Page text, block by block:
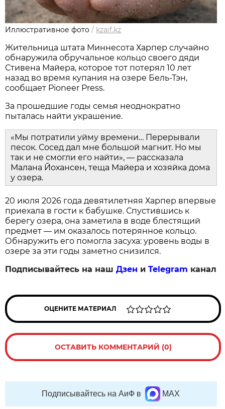
Иллюстративное фото / kzaif.kz
Жительница штата Миннесота Харпер случайно
обнаружила обручальное кольцо своего дяди
Стивена Майера, которое тот потерял 10 лет
назад во время купания на озере Бель-Тэн,
сообщает Pioneer Press.
За прошедшие годы семья неоднократно
пыталась найти украшение.
«Мы потратили уйму времени… Перерывали
песок. Сосед дал мне большой магнит. Но мы
так и не смогли его найти», — рассказала
Малана Йохансен, теща Майера и хозяйка дома
у озера.
20 июля 2026 года девятилетняя Харпер впервые
приехала в гости к бабушке. Спустившись к
берегу озера, она заметила в воде блестящий
предмет — им оказалось потерянное кольцо.
Обнаружить его помогла засуха: уровень воды в
озере за эти годы заметно снизился.
Подписывайтесь на нашДзен иTelegram канал
ОЦЕНИТЕ МАТЕРИАЛ
ОСТАВИТЬ КОММЕНТАРИЙ (0)
Подписывайтесь на АиФ в MAX